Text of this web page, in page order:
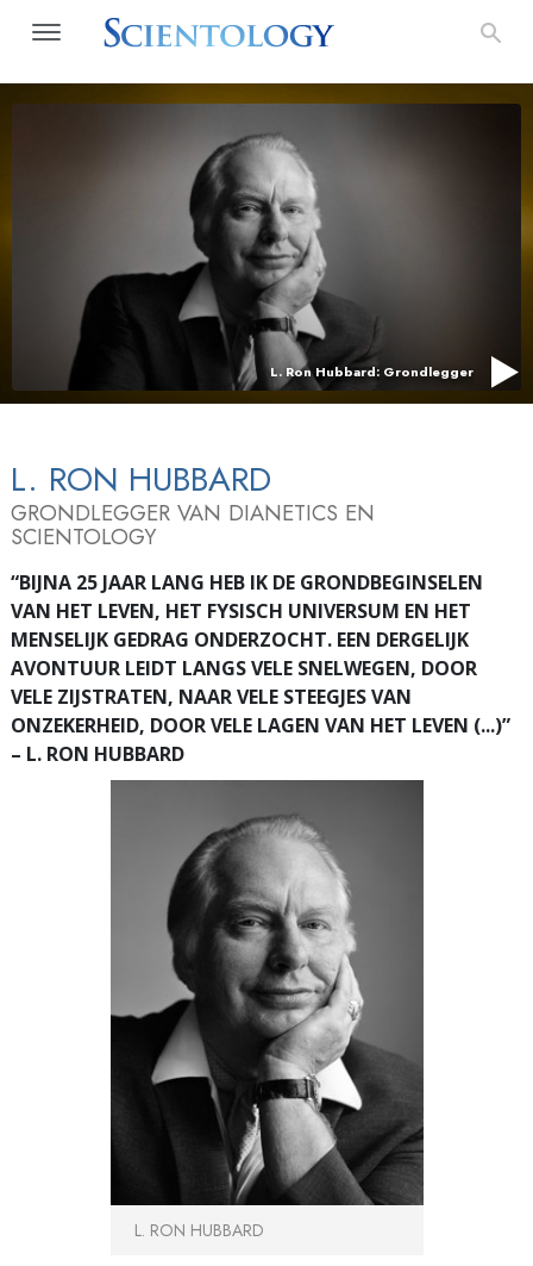
L. Ron Hubbard: Grondlegger
L. RON HUBBARD
GRONDLEGGER VAN DIANETICS EN
SCIENTOLOGY
“BIJNA 25 JAAR LANG HEB IK DE GRONDBEGINSELEN
VAN HET LEVEN, HET FYSISCH UNIVERSUM EN HET
MENSELIJK GEDRAG ONDERZOCHT. EEN DERGELIJK
AVONTUUR LEIDT LANGS VELE SNELWEGEN, DOOR
VELE ZIJSTRATEN, NAAR VELE STEEGJES VAN
ONZEKERHEID, DOOR VELE LAGEN VAN HET LEVEN (...)”
– L. RON HUBBARD
L. RON HUBBARD